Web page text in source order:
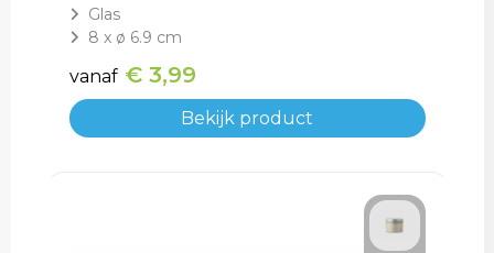
Glas
8 x ø 6.9 cm
vanaf € 3,99
Bekijk product